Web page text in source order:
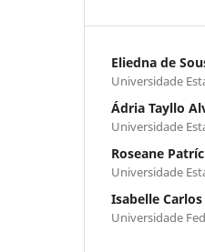
Eliedna de
Universidade
Ádria Tayllo
Universidade
Roseane
Universidade
Isabelle
Universidade